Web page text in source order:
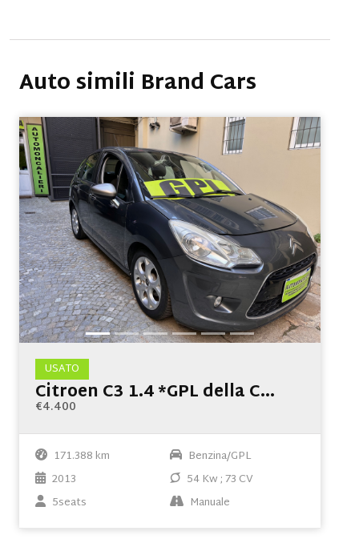
Auto simili Brand Cars
USATO
Citroen C3 1.4 *GPL della C...
€4.400
171.388 km
Benzina/GPL
2013
54 Kw ; 73 CV
5seats
Manuale